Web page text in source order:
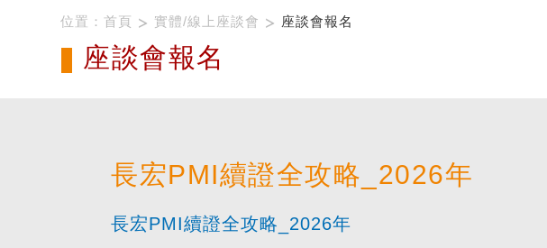
位置：首頁 實體/線上座談會 座談會報名
座談會報名
長宏PMI續證全攻略_2026年
長宏PMI續證全攻略_2026年